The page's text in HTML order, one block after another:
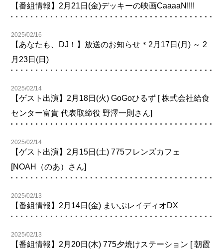
【番組情報】2月21日(金)デッキーの映画CaaaaN!!!!
2025/02/16
【あなたも、DJ！】放送のお知らせ＊2月17日(月) ～ 2
月23日(日)
2025/02/14
【ゲスト出演】2月18日(火) GoGoひるず [ 株式会社給食
センター富貴 代表取締役 野澤一則さん]
2025/02/14
【ゲスト出演】2月15日(土) 775フレンズカフェ
[NOAH（のあ）さん]
2025/02/13
【番組情報】2月14日(金) まいぷレイディオDX
2025/02/13
【番組情報】2月20日(木) 775夕焼けステーション [ 朝霞